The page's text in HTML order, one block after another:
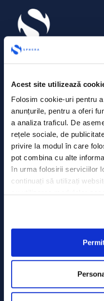
Acest site utilizează
Folosim cookie-uri pentru
anunțurile, pentru a oferi
a analiza traficul. De
rețele sociale, de
privire la modul în care
pot combina cu alte
în urma folosirii serviciilor
continuați să utilizați
Contact
Comunicate de presă
Politica de confidențialitate
Politica de prelucrare a datelor